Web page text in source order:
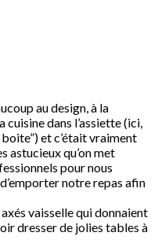
au design, à la
cuisine dans l’assiette (ici,
et c’était vraiment
astucieux qu’on met
pour nous
notre repas afin
vaisselle qui donnaient
dresser de jolies tables à